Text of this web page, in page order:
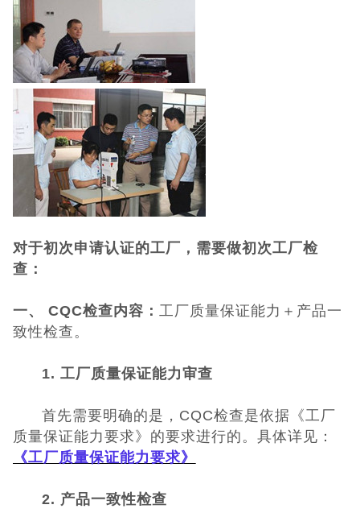
CE认证
UKCA认证
欧盟CE认证
CE认证常见问
题
3C认证
CQC认证
环保节能认证
ROHS认证
日本PSE认证
ECE认证
澳洲SAA认证
对于初次申请认证的工厂，需要做初次工厂检
查：
一、 CQC检查内容： 工厂质量保证能力＋产品一
致性检查。
1. 工厂质量保证能力审查
首先需要明确的是，CQC检查是依据《工厂
质量保证能力要求》的要求进行的。具体详见：
《工厂质量保证能力要求》
2. 产品一致性检查